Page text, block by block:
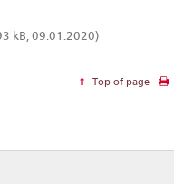
kB, 09.01.2020)
Top of page